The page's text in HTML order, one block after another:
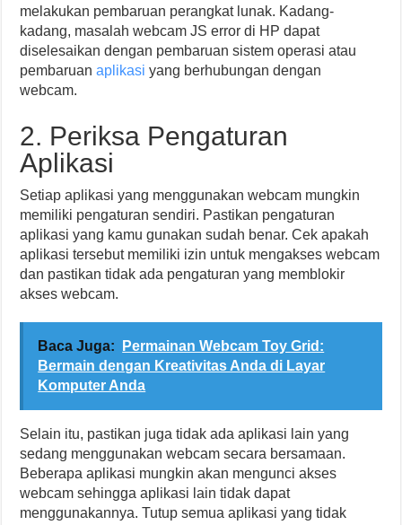
melakukan pembaruan perangkat lunak. Kadang-
kadang, masalah webcam JS error di HP dapat
diselesaikan dengan pembaruan sistem operasi atau
pembaruanaplikasi yang berhubungan dengan
webcam.
2. Periksa Pengaturan
Aplikasi
Setiap aplikasi yang menggunakan webcam mungkin
memiliki pengaturan sendiri. Pastikan pengaturan
aplikasi yang kamu gunakan sudah benar. Cek apakah
aplikasi tersebut memiliki izin untuk mengakses webcam
dan pastikan tidak ada pengaturan yang memblokir
akses webcam.
Baca Juga:
Permainan Webcam Toy Grid:
Bermain dengan Kreativitas Anda di Layar
Komputer Anda
Selain itu, pastikan juga tidak ada aplikasi lain yang
sedang menggunakan webcam secara bersamaan.
Beberapa aplikasi mungkin akan mengunci akses
webcam sehingga aplikasi lain tidak dapat
menggunakannya. Tutup semua aplikasi yang tidak